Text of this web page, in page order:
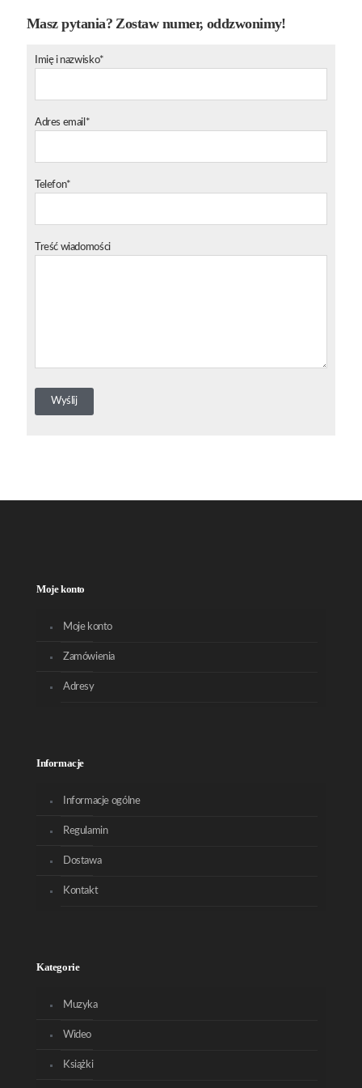
Masz pytania? Zostaw numer, oddzwonimy!
Imię i nazwisko*
Adres email*
Telefon*
Treść wiadomości
Moje konto
Moje konto
Zamówienia
Adresy
Informacje
Informacje ogólne
Regulamin
Dostawa
Kontakt
Kategorie
Muzyka
Wideo
Książki